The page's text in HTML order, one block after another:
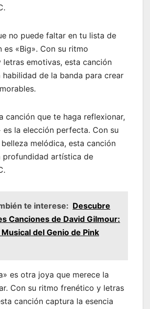
no puede faltar en tu lista de
es «Big». Con su ritmo
emotivas, esta canción
habilidad de la banda para crear
canción que te haga reflexionar,
es la elección perfecta. Con su
melódica, esta canción
profundidad artística de
te interese: Descubre
Canciones de David Gilmour:
Musical del Genio de Pink
es otra joya que merece la
Con su ritmo frenético y letras
canción captura la esencia